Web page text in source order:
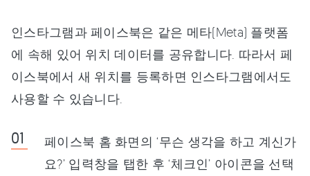
인스타그램과 페이스북은 같은 메타(Meta) 플랫폼
에 속해 있어 위치 데이터를 공유합니다. 따라서 페
이스북에서 새 위치를 등록하면 인스타그램에서도
사용할 수 있습니다.
페이스북 홈 화면의 ‘무슨 생각을 하고 계신가
요?’ 입력창을 탭한 후 ‘체크인’ 아이콘을 선택